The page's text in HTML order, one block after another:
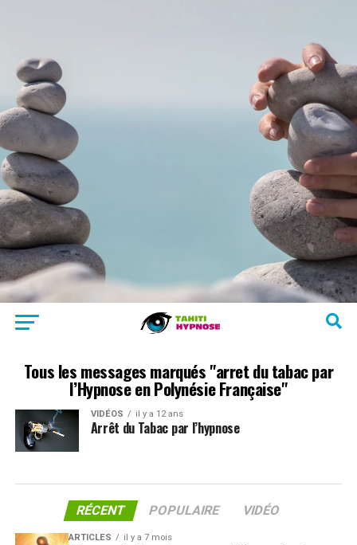
Tous les messages marqués "arret du tabac par
l’Hypnose en Polynésie Française"
VIDÉOS il y a 12 ans
Arrêt du Tabac par l’hypnose
RÉCENT POPULAIRE VIDÉO
ARTICLES il y a 7 mois